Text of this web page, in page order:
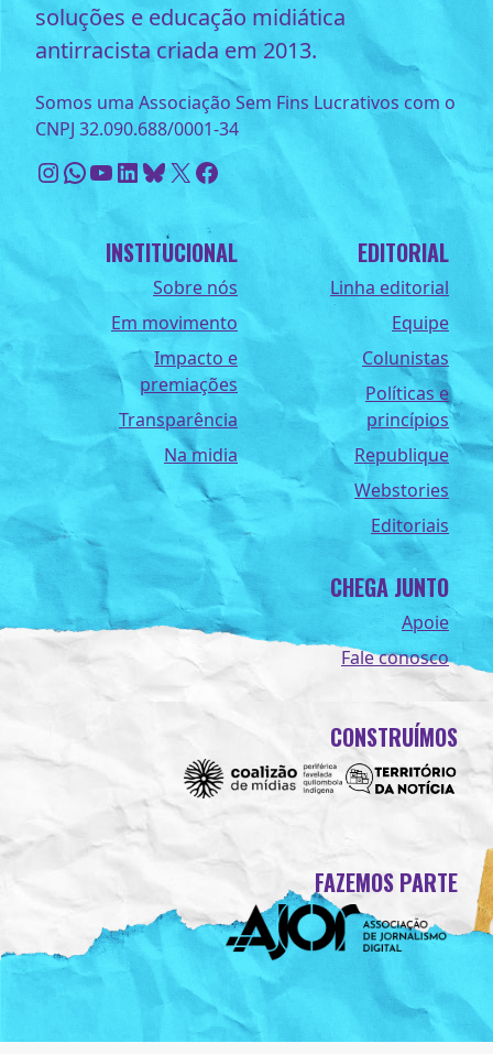
soluções e educação midiática
antirracista criada em 2013.
Somos uma Associação Sem Fins Lucrativos com o
CNPJ 32.090.688/0001-34
Instagram
WhatsApp
Youtube
LinkedIn
Bluesky
X Facebook
INSTITUCIONAL
Sobre nós
Em movimento
Impacto e
premiações
Transparência
Na midia
EDITORIAL
Linha editorial
Equipe
Colunistas
Políticas e
princípios
Republique
Webstories
Editoriais
CHEGA JUNTO
Apoie
Fale conosco
CONSTRUÍMOS
FAZEMOS PARTE